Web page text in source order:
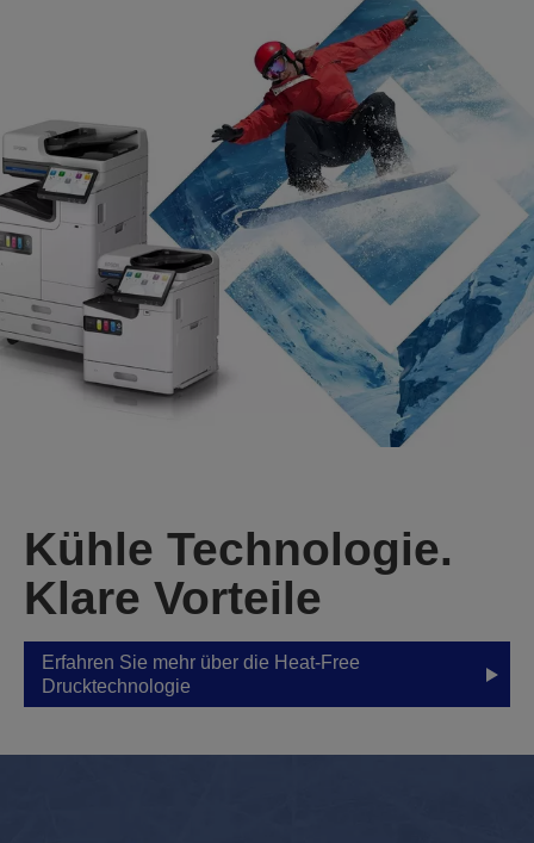
Kühle Technologie.
Klare Vorteile
Erfahren Sie mehr über die Heat-Free
Drucktechnologie